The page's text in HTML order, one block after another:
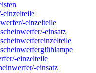
einzelteile
einzelteile
einsatz
einzelteile
einsatz